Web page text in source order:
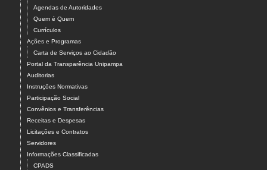
Agendas de Autoridades
Quem é Quem
Currículos
Ações e Programas
Carta de Serviços ao Cidadão
Portal da Transparência Unipampa
Auditorias
Instruções Normativas
Participação Social
Convênios e Transferências
Receitas e Despesas
Licitações e Contratos
Servidores
Informações Classificadas
CPADS